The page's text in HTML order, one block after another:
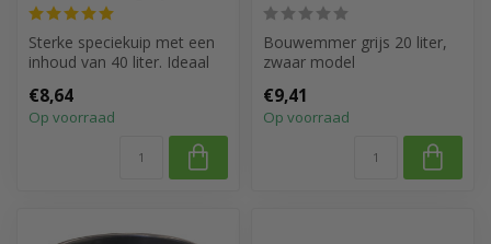
Sterke speciekuip met een
inhoud van 40 liter. Ideaal
tege...
€8,64
Op voorraad
Bouwemmer grijs 20 liter,
zwaar model
€9,41
Op voorraad